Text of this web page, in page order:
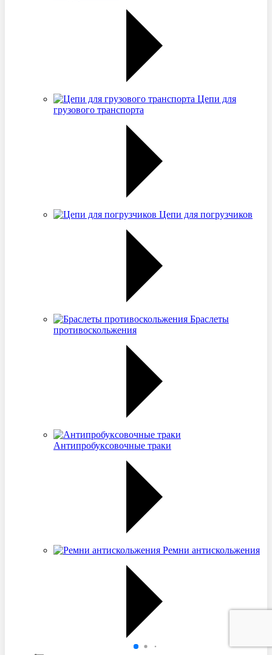
Цепи для
грузового транспорта
Цепи для погрузчиков
Браслеты
противоскольжения
Антипробуксовочные траки
Ремни антискольжения